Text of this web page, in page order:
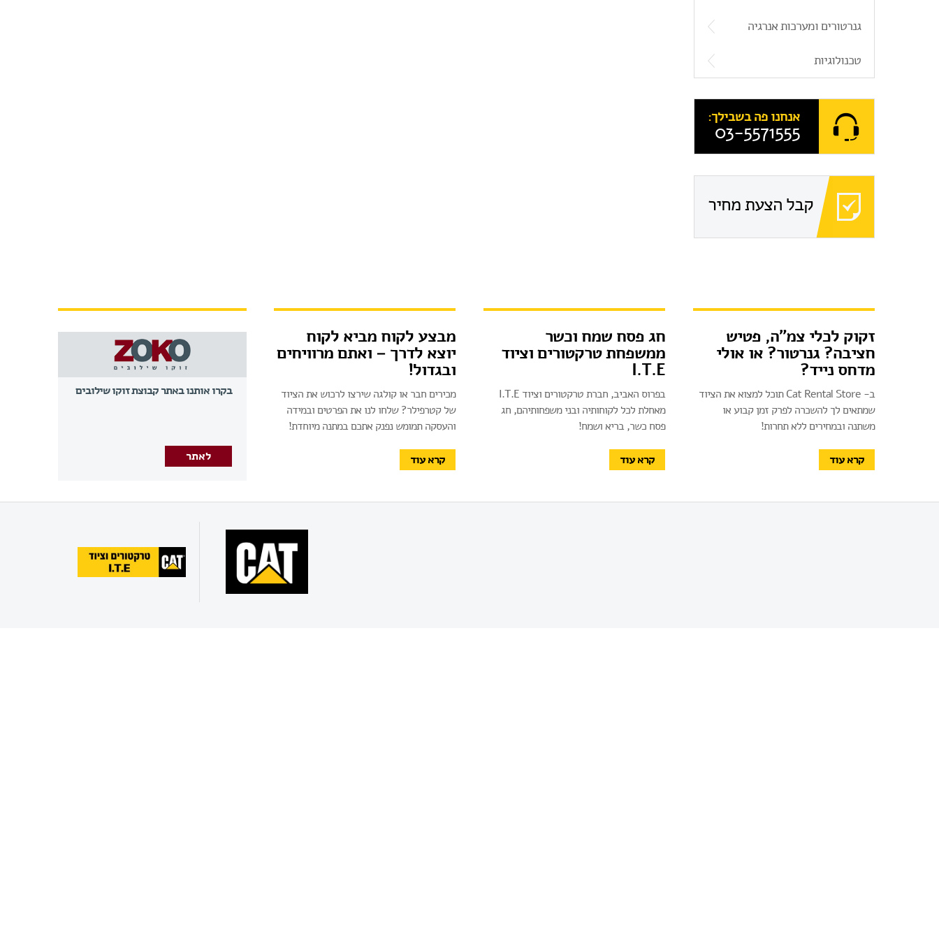
גנרטורים ומערכות אנרגיה
טכנולוגיות
אנחנו פה בשבילך:
03-5571555
קבל הצעת מחיר
זקוק לכלי צמ"ה, פטיש
חציבה? גנרטור? או אולי
מדחס נייד?
ב- Cat Rental Store תוכל למצוא את הציוד
שמתאים לך להשכרה לפרק זמן קבוע או
משתנה ובמחירים ללא תחרות!
קרא עוד
חג פסח שמח וכשר
ממשפחת טרקטורים וציוד
I.T.E
בפרוס האביב, חברת טרקטורים וציוד I.T.E
מאחלת לכל לקוחותיה ובני משפחותיהם, חג
פסח כשר, בריא ושמח!
קרא עוד
מבצע לקוח מביא לקוח
יוצא לדרך – ואתם מרוויחים
ובגדול!
מכירים חבר או קולגה שירצו לרכוש את הציוד
של קטרפילר? שלחו לנו את הפרטים ובמידה
והעסקה תמומש נפנק אתכם במתנה מיוחדת!
קרא עוד
בקרו אותנו באתר קבוצת זוקו שילובים
לאתר